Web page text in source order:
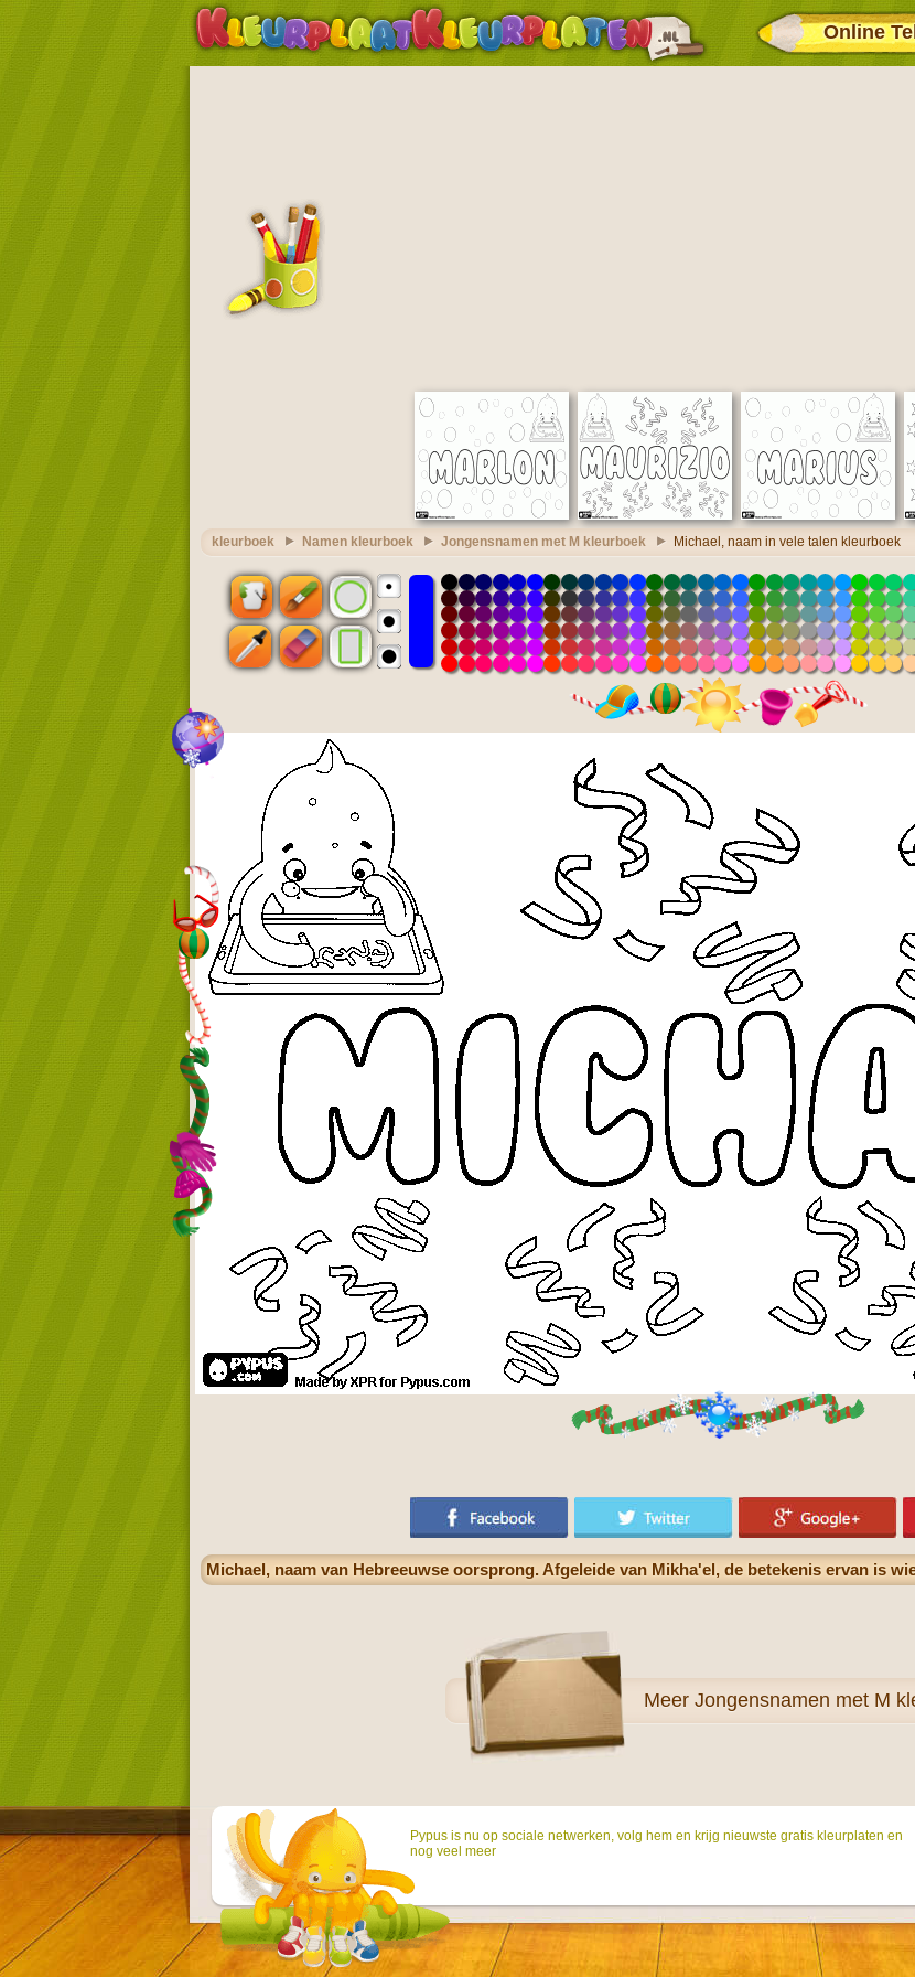
Online
kleurboek Namen kleurboek Jongensnamen met M kleurboek Michael, naam in vele talen kleurboek
Michael, naam van Hebreeuwse oorsprong. Afgeleide van Mikha'el, de betekenis ervan is
Meer Jongensnamen met M
Pypus is nu op sociale netwerken, volg hem en krijg nieuwste gratis kleurplaten en
nog veel meer